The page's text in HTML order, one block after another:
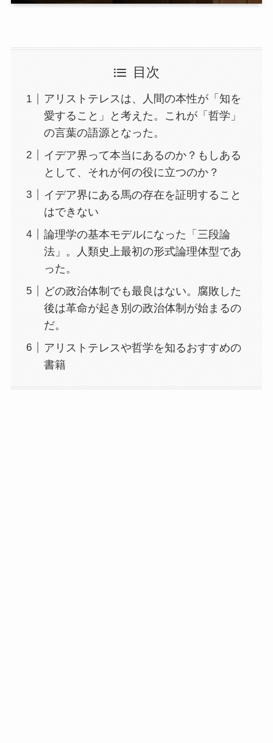
目次
アリストテレスは、人間の本性が「知を
愛すること」と考えた。これが「哲学」
の言葉の語源となった。
イデア界って本当にあるのか？もしある
として、それが何の役に立つのか？
イデア界にある馬の存在を証明すること
はできない
論理学の基本モデルになった「三段論
法」。人類史上最初の形式論理体型であ
った。
どの政治体制でも最良はない。腐敗した
後は革命が起き別の政治体制が始まるの
だ。
アリストテレスや哲学を知るおすすめの
書籍